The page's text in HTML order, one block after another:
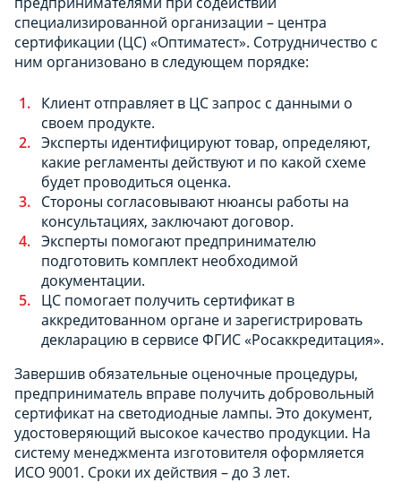
специализированной организации – центра
сертификации (ЦС) «Оптиматест». Сотрудничество с
ним организовано в следующем порядке:
Клиент отправляет в ЦС запрос с данными о
своем продукте.
Эксперты идентифицируют товар, определяют,
какие регламенты действуют и по какой схеме
будет проводиться оценка.
Стороны согласовывают нюансы работы на
консультациях, заключают договор.
Эксперты помогают предпринимателю
подготовить комплект необходимой
документации.
ЦС помогает получить сертификат в
аккредитованном органе и зарегистрировать
декларацию в сервисе ФГИС «Росаккредитация».
Завершив обязательные оценочные процедуры,
предприниматель вправе получить добровольный
сертификат на светодиодные лампы. Это документ,
удостоверяющий высокое качество продукции. На
систему менеджмента изготовителя оформляется
ИСО 9001. Сроки их действия – до 3 лет.